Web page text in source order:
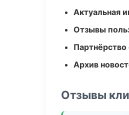
Актуальная
Отзывы
Архив
Отзывы